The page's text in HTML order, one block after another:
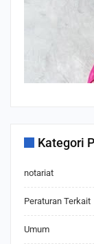
Kategori
notariat
Peraturan Terkait
Umum